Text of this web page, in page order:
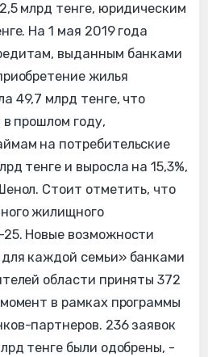
млрд тенге, юридическим
На 1 мая 2019 года
выданным банками
жилья
49,7 млрд тенге, что
прошлом году,
на потребительские
тенге и выросла на 15,3%,
Стоит отметить, что
жилищного
Новые возможности
каждой семьи» банками
области приняты 372
в рамках программы
партнеров. 236 заявок
тенге были одобрены, -